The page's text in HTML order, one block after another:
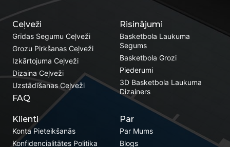
Risinājumi
Basketbola Laukuma
Segums
Basketbola Grozi
Piederumi
3D Basketbola Laukuma
Dizainers
Ceļveži
Grīdas Segumu Ceļveži
Grozu Pirkšanas Ceļveži
Izkārtojuma Ceļveži
Dizaina Ceļveži
Uzstādīšanas Ceļveži
FAQ
Klienti
Konta Pieteikšanās
Konfidencialitātes Politika
Par
Par Mums
Blogs